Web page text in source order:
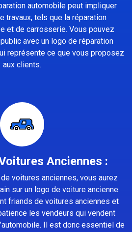
automobile peut impliquer
travaux, tels que la réparation
et de carrosserie. Vous pouvez
avec un logo de réparation
représente ce que vous proposez
aux clients.
Anciennes :
voitures anciennes, vous aurez
sur un logo de voiture ancienne.
friands de voitures anciennes et
les vendeurs qui vendent
Il est donc essentiel de